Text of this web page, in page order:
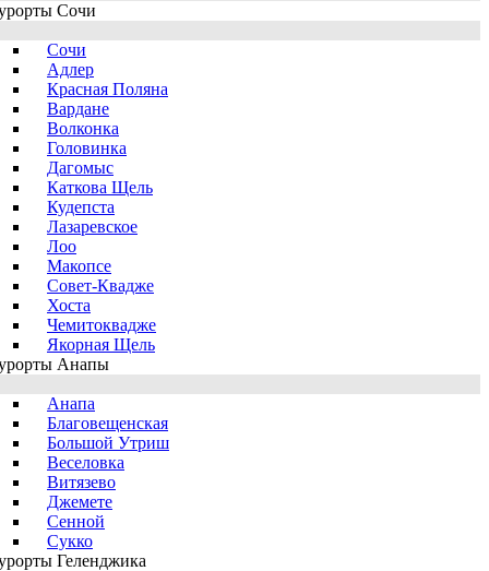
Сочи
Сочи
Адлер
Красная Поляна
Вардане
Волконка
Головинка
Дагомыс
Каткова Щель
Кудепста
Лазаревское
Лоо
Макопсе
Совет-Квадже
Хоста
Чемитоквадже
Якорная Щель
Анапы
Анапа
Благовещенская
Большой Утриш
Веселовка
Витязево
Джемете
Сенной
Сукко
Геленджика